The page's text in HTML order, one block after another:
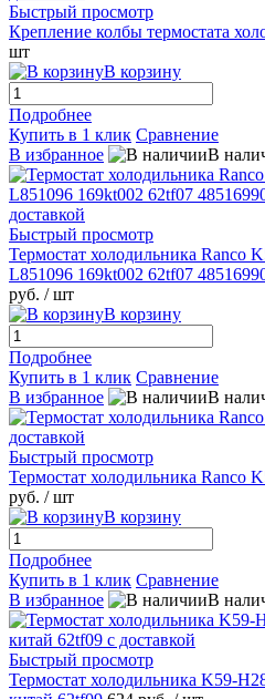
Быстрый просмотр
Крепление колбы термостата
шт
В корзину
Подробнее
Купить в 1 клик Сравнение
В избранное
В
Быстрый просмотр
Термостат холодильника Ranco
L851096 169kt002 62tf07
руб. / шт
В корзину
Подробнее
Купить в 1 клик Сравнение
В избранное
В
Быстрый просмотр
Термостат холодильника Ranco
руб. / шт
В корзину
Подробнее
Купить в 1 клик Сравнение
В избранное
В
Быстрый просмотр
Термостат холодильника K59-